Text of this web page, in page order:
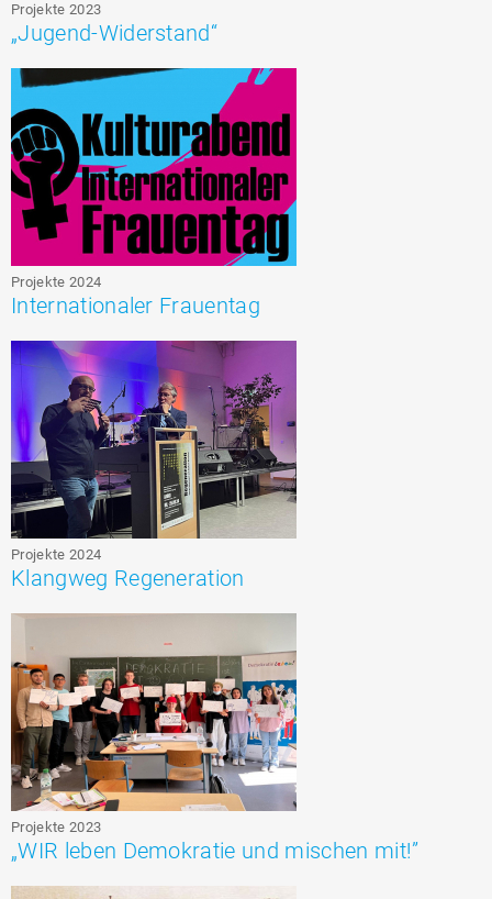
Projekte 2023
„Jugend-Widerstand“
Projekte 2024
Internationaler Frauentag
Projekte 2024
Klangweg Regeneration
Projekte 2023
„WIR leben Demokratie und mischen mit!”